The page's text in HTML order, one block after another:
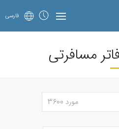
فارسی
مسافرتی
مورد 3600